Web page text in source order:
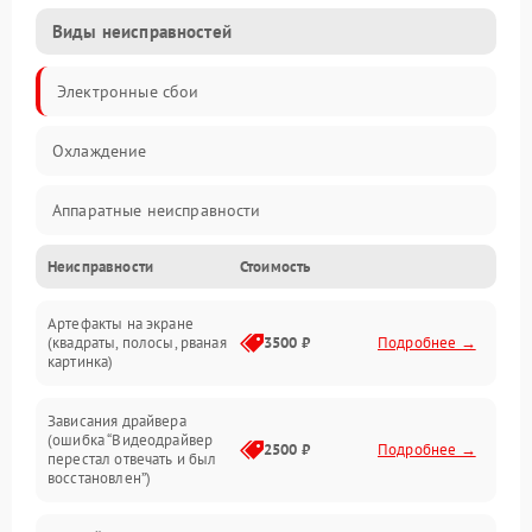
Виды неисправностей
Электронные сбои
Охлаждение
Аппаратные неисправности
Перегрев и термопроблемы
Видео
Интерфейсные и коммуникационные проблемы
Неисправности Стоимость
Артефакты на экране
(квадраты, полосы, рваная
картинка)
3500 ₽ Подробнее →
Зависания драйвера
(ошибка “Видеодрайвер
перестал отвечать и был
восстановлен”)
2500 ₽ Подробнее →